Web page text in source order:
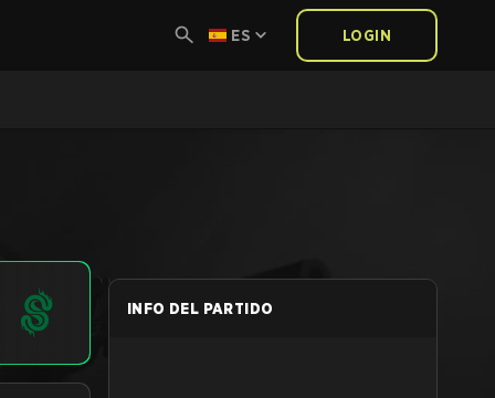
ES LOGIN
INFO DEL PARTIDO